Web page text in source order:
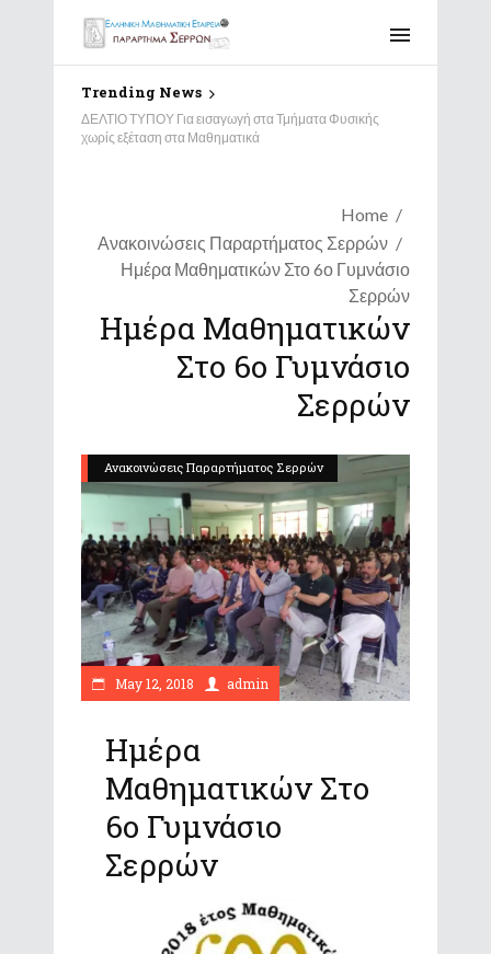
Trending News
Αποτελέσματα Διαγωνισμού “Παιχνίδι και Μαθηματικά”
2026 – Παράρτημα Σερρών
Home
Ανακοινώσεις Παραρτήματος Σερρών
Ημέρα Μαθηματικών Στο 6ο Γυμνάσιο
Σερρών
Ημέρα Μαθηματικών
Στο 6ο Γυμνάσιο
Σερρών
Ανακοινώσεις Παραρτήματος Σερρών
May 12, 2018 admin
Ημέρα
Μαθηματικών Στο
6ο Γυμνάσιο
Σερρών